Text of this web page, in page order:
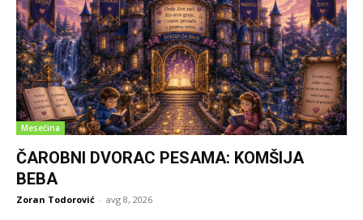
Mesečina
ČAROBNI DVORAC PESAMA: KOMŠIJA
BEBA
Zoran Todorović - avg 8, 2026